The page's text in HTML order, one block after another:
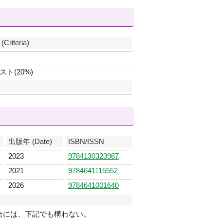
ト(20%)
出版年 (Date)
ISBN/ISSN
2023
9784130323987
2021
9784641115552
2026
9784641001640
は、下記でも構わない。